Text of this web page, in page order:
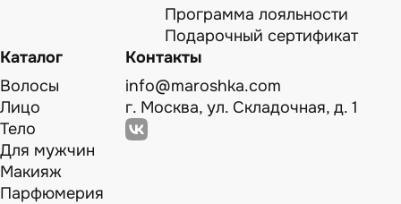
Программа лояльности
Подарочный сертификат
Каталог
Волосы
Лицо
Тело
Для мужчин
Макияж
Парфюмерия
Контакты
info@maroshka.com
г. Москва, ул. Складочная, д. 1